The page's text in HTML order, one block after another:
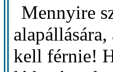
Mennyire
kell férnie!